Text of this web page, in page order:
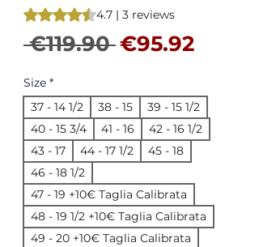
Rating is 4.7 out of five stars based on 3
4.7 | 3 reviews
€119.90 Regular Price
€95.92Sale
Size *
37 - 14 1/2
38 - 15
39 - 15 1/2
40 - 15 3/4
41 - 16
42 - 16 1/2
43 - 17
44 - 17 1/2
45 - 18
46 - 18 1/2
47 - 19 +10€ Taglia Calibrata
48 - 19 1/2 +10€ Taglia Calibrata
49 - 20 +10€ Taglia Calibrata